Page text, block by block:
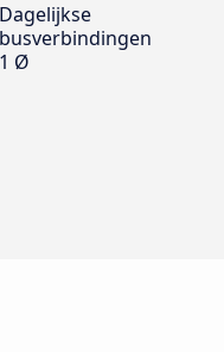
Dagelijkse
busverbindingen
1 Ø